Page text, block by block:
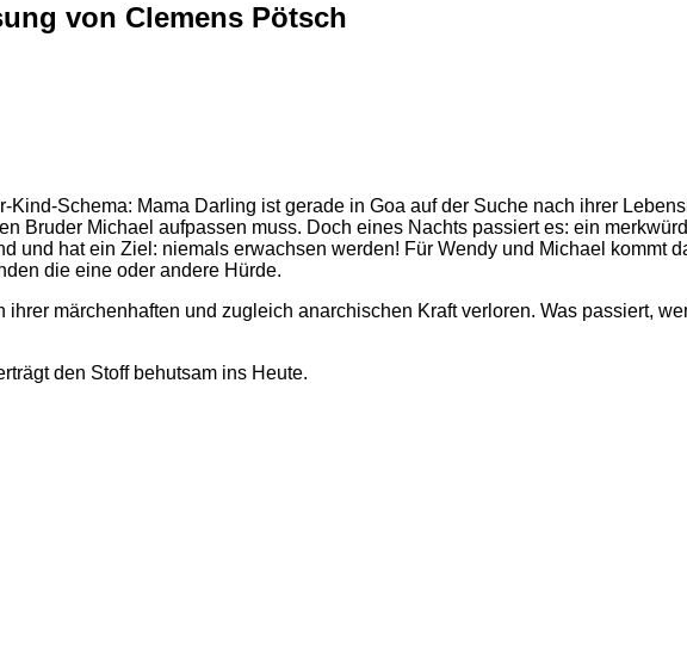
von Clemens Pötsch
Schema: Mama Darling ist gerade in Goa auf der Suche nach ihrer
Bruder Michael aufpassen muss. Doch eines Nachts passiert es: ein
und hat ein Ziel: niemals erwachsen werden! Für Wendy und Michael kommt
die eine oder andere Hürde.
märchenhaften und zugleich anarchischen Kraft verloren. Was passiert,
den Stoff behutsam ins Heute.